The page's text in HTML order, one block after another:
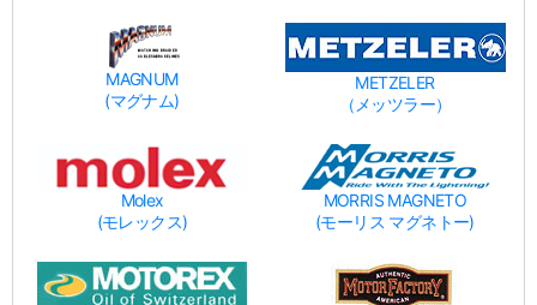
MAGNUM
(マグナム)
METZELER
（メッツラー）
Molex
(モレックス)
MORRIS MAGNETO
(モーリス マグネトー)